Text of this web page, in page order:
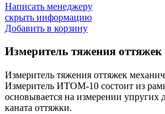
Написать менеджеру
скрыть информацию
Добавить в корзину
Измеритель тяжения
Измеритель тяжения оттяжек
Измеритель ИТОМ-10 состоит из
основывается на измерении упругих
каната оттяжки.